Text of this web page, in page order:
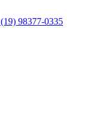
(19) 98377-0335